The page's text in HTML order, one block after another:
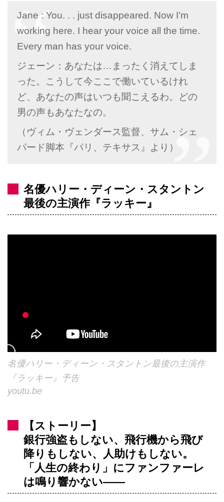
Jane : You. . . just disappeared. Now I’m
working here. I hear your voice all the time.
Every man has your voice.
ジェーン：あなたは…まったく消えてしま
った。こうして今ここで働いているけれ
ど、あなたの声はいつも聞こえるわ。どの
男の声もあなたなの。
（ヴィム・ヴェンダース監督、サム・シェ
パード脚本『パリ、テキサス』より）
名優ハリー・ディーン・スタントン
最後の主演作『ラッキー』
名優ハリー・ディーン・スタントン最後の主演作
『ラッキー』予告
youtu.be
【ストーリー】
銀行強盗もしない、飛行機から飛び
降りもしない、人助けもしない。
「人生の終わり」にファンファーレ
は鳴り響かない――